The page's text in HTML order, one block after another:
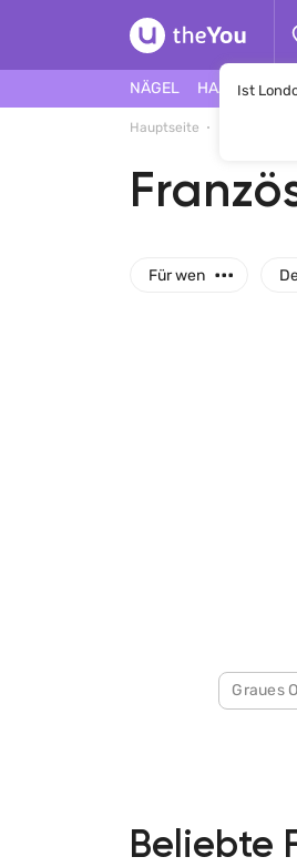
Ist
NÄGEL HAARE
Hauptseite
Für wen ...
Graues
Beliebte